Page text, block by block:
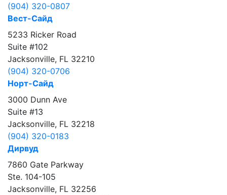
(904) 320-0807
Вест-Сайд
5233 Ricker Road
Suite #102
Jacksonville, FL 32210
(904) 320-0706
Норт-Сайд
3000 Dunn Ave
Suite #13
Jacksonville, FL 32218
(904) 320-0183
Дирвуд
7860 Gate Parkway
Ste. 104-105
Jacksonville, FL 32256